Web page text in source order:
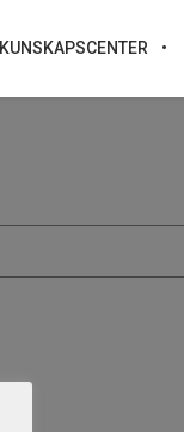
KUNSKAPSCENTER